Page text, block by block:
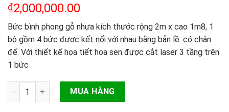
₫2,000,000.00
Bức bình phong gỗ nhựa kích thước rộng 2m x cao 1m8, 1
bộ gồm 4 bức được kết nối với nhau bằng bản lề. có chân
đế. Với thiết kế họa tiết hoa sen được cắt laser 3 tầng trên
1 bức
Số lượng MUA HÀNG